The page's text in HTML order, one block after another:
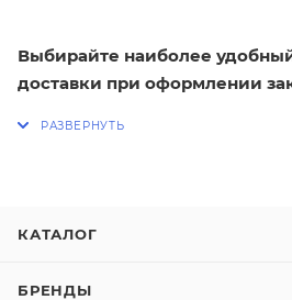
Выбирайте наиболее
доставки при оформлении
КАТАЛОГ
БРЕНДЫ